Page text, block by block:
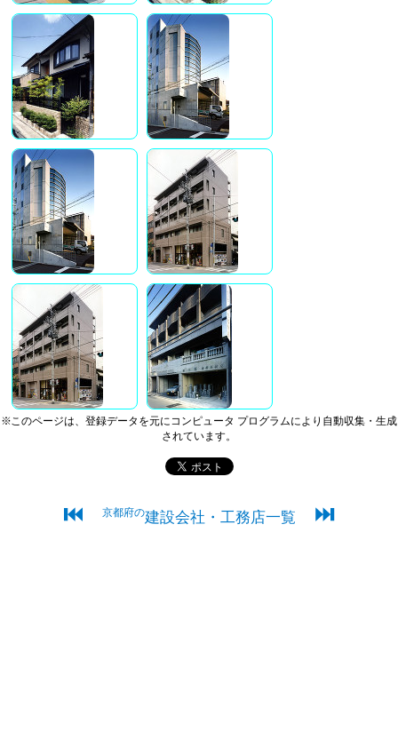
※このページは、登録データを元にコンピュータ プログラムにより自動収集・生成
されています。
⏮ 京都府の建設会社・工務店一覧 ⏭